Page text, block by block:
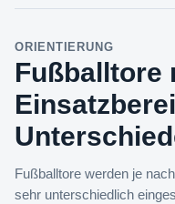
ORIENTIERUNG
Fußballtore
Fußballtore werden je
sehr unterschiedlich